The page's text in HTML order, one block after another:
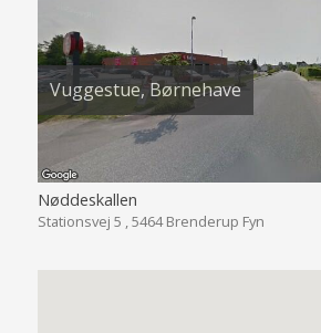
Vuggestue, Børnehave
Nøddeskallen
Stationsvej 5 , 5464 Brenderup Fyn